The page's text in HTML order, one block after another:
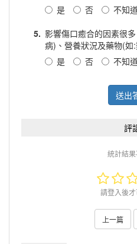
是
否
不知
5. 影響傷口癒合的因素很
病)、營養狀況及藥物(如:
是
否 不知
送出
評
統計結
請登入後
上一篇